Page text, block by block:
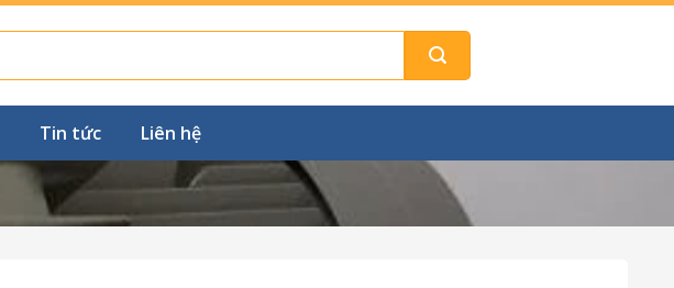
Tin tức Liên hệ